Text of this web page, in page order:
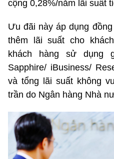
cộng 0,28%/năm lãi suất
Ưu đãi này áp dụng
thêm lãi suất cho
khách hàng sử dụng
Sapphire/ iBusiness/
và tổng lãi suất không
trần do Ngân hàng Nhà